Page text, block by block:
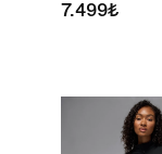
7.499₺